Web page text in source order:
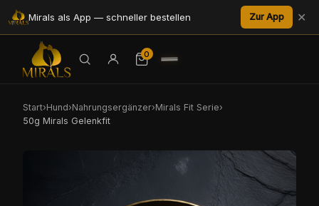
Mirals als App — schneller bestellen Zur App ✕
0
Start›Hund›Nahrungsergänzer›Mirals Fit Serie›
50g Mirals Gelenkfit